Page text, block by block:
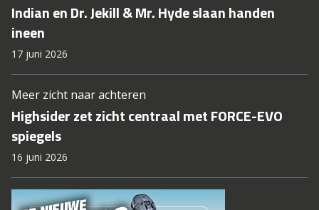
Indian en Dr. Jekill & Mr. Hyde slaan handen
ineen
17 juni 2026
Meer zicht naar achteren
Highsider zet zicht centraal met FORCE-EVO
spiegels
16 juni 2026